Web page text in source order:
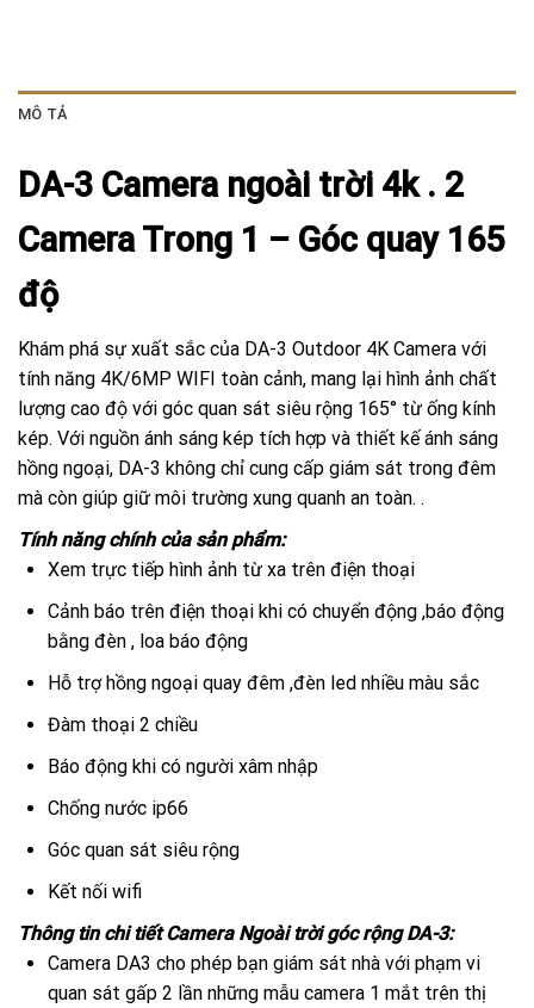
MÔ TẢ
DA-3 Camera ngoài trời 4k . 2
Camera Trong 1 – Góc quay 165
độ
Khám phá sự xuất sắc của DA-3 Outdoor 4K Camera với
tính năng 4K/6MP WIFI toàn cảnh, mang lại hình ảnh chất
lượng cao độ với góc quan sát siêu rộng 165° từ ống kính
kép. Với nguồn ánh sáng kép tích hợp và thiết kế ánh sáng
hồng ngoại, DA-3 không chỉ cung cấp giám sát trong đêm
mà còn giúp giữ môi trường xung quanh an toàn. .
Tính năng chính của sản phẩm:
Xem trực tiếp hình ảnh từ xa trên điện thoại
Cảnh báo trên điện thoại khi có chuyển động ,báo động
bằng đèn , loa báo động
Hỗ trợ hồng ngoại quay đêm ,đèn led nhiều màu sắc
Đàm thoại 2 chiều
Báo động khi có người xâm nhập
Chống nước ip66
Góc quan sát siêu rộng
Kết nối wifi
Thông tin chi tiết Camera Ngoài trời góc rộng DA-3:
Camera DA3 cho phép bạn giám sát nhà với phạm vi
quan sát gấp 2 lần những mẫu camera 1 mắt trên thị